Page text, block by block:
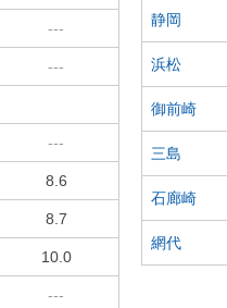
---
---
---
8.6
8.7
10.0
---
静岡
浜松
御前崎
三島
石廊崎
網代